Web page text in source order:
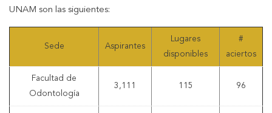
UNAM son las siguientes:
Sede Aspirantes
Lugares
disponibles
#
aciertos
Facultad de
Odontología
3,111 115 96